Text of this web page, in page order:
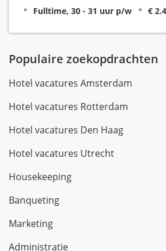
Fulltime, 30 - 31 uur p/w €
Populaire zoekopdrachten
Hotel vacatures Amsterdam
Hotel vacatures Rotterdam
Hotel vacatures Den Haag
Hotel vacatures Utrecht
Housekeeping
Banqueting
Marketing
Administratie